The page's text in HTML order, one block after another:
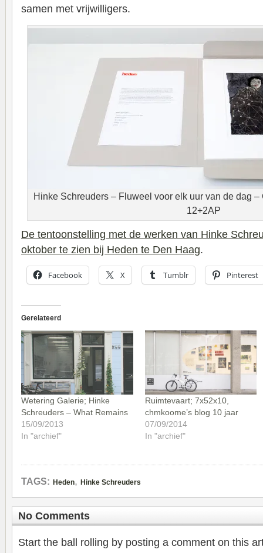
samen met vrijwilligers.
Hinke Schreuders – Fluweel voor elk uur van de dag
12+2AP
De tentoonstelling met de werken van Hinke
oktober te zien bij Heden te Den Haag.
Facebook X Tumblr Pinterest
Gerelateerd
Wetering Galerie; Hinke
Schreuders – What Remains
15/09/2013
In "archief"
Ruimtevaart; 7x52x10,
chmkoome’s blog 10 jaar
07/09/2014
In "archief"
TAGS: Heden, Hinke Schreuders
No Comments
Start the ball rolling by posting a comment on this